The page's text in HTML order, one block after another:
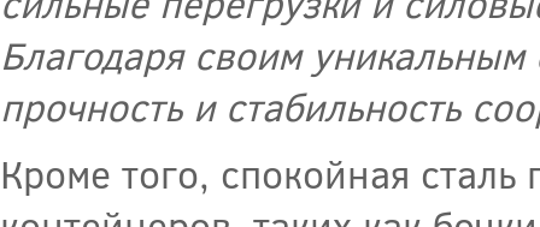
Благодаря своим
прочность и стабильность
Кроме того, спокойная сталь